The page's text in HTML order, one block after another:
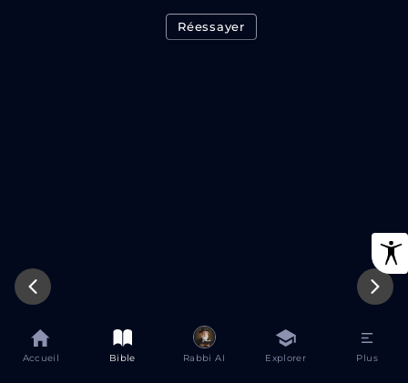
Réessayer
Accueil Bible Rabbi AI Explorer Plus